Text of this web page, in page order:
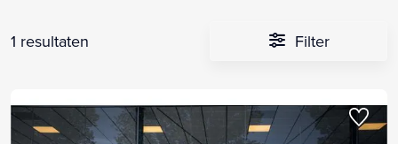
1 resultaten Filter